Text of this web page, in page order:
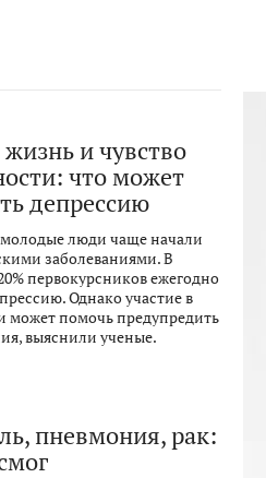
и чувство
что может
депрессию
люди чаще начали
заболеваниями. В
первокурсников ежегодно
Однако участие в
может помочь предупредить
выяснили ученые.
пневмония, рак: